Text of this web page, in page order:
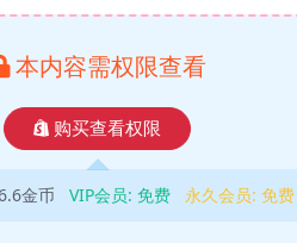
本内容需权限查看
购买查看权限
金币 VIP会员: 免费 永久会员: 免费